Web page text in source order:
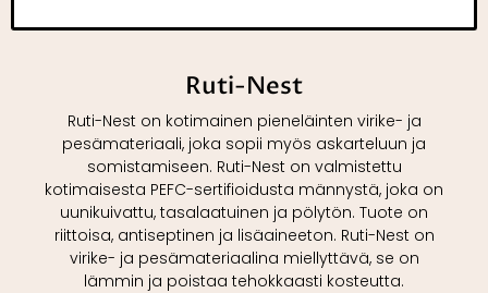
Ruti-Nest
Ruti-Nest on kotimainen pieneläinten virike- ja
pesämateriaali, joka sopii myös askarteluun ja
somistamiseen. Ruti-Nest on valmistettu
kotimaisesta PEFC-sertifioidusta männystä, joka on
uunikuivattu, tasalaatuinen ja pölytön. Tuote on
riittoisa, antiseptinen ja lisäaineeton. Ruti-Nest on
virike- ja pesämateriaalina miellyttävä, se on
lämmin ja poistaa tehokkaasti kosteutta.